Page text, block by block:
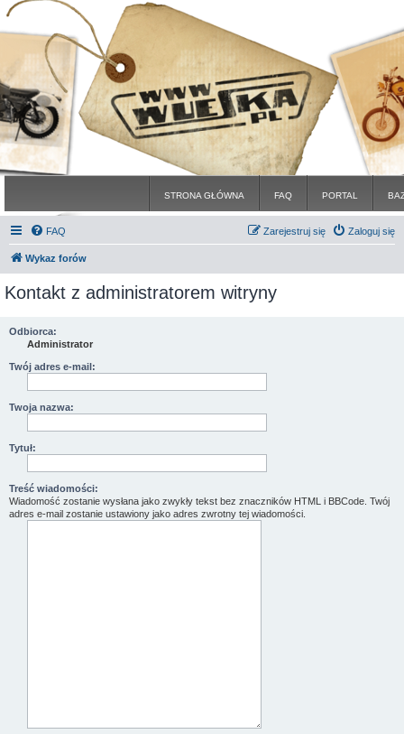
STRONA GŁÓWNA FAQ PORTAL
FAQ Zaloguj się
Zarejestruj się
Wykaz forów
Kontakt z administratorem witryny
Odbiorca:
Administrator
Twój adres e-mail:
Twoja nazwa:
Tytuł:
Treść wiadomości:
Wiadomość zostanie wysłana jako zwykły tekst bez znaczników HTML i BBCode. Twój
adres e-mail zostanie ustawiony jako adres zwrotny tej wiadomości.